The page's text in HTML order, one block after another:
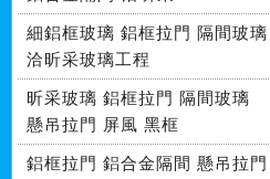
細鋁框玻璃 鋁框拉門 隔間玻璃
洽昕采玻璃工程
昕采玻璃 鋁框拉門 隔間玻璃
懸吊拉門 屏風 黑框
鋁框拉門 鋁合金隔間 懸吊拉門